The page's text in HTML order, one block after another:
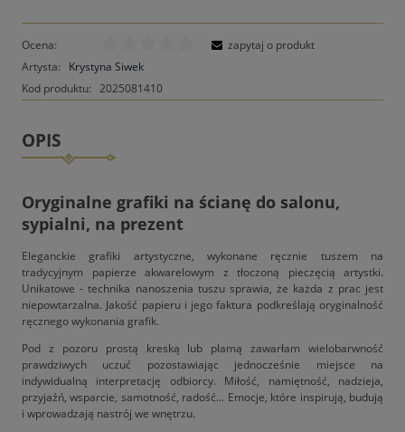
Ocena:
Artysta:
Krystyna Siwek
Kod produktu: 2025081410
zapytaj o produkt
OPIS
Oryginalne grafiki na ścianę do salonu,
sypialni, na prezent
Eleganckie grafiki artystyczne, wykonane ręcznie tuszem na
tradycyjnym papierze akwarelowym z tłoczoną pieczęcią artystki.
Unikatowe - technika nanoszenia tuszu sprawia, że każda z prac jest
niepowtarzalna. Jakość papieru i jego faktura podkreślają oryginalność
ręcznego wykonania grafik.
Pod z pozoru prostą kreską lub plamą zawarłam wielobarwność
prawdziwych uczuć pozostawiając jednocześnie miejsce na
indywidualną interpretację odbiorcy. Miłość, namiętność, nadzieja,
przyjaźń, wsparcie, samotność, radość... Emocje, które inspirują, budują
i wprowadzają nastrój we wnętrzu.